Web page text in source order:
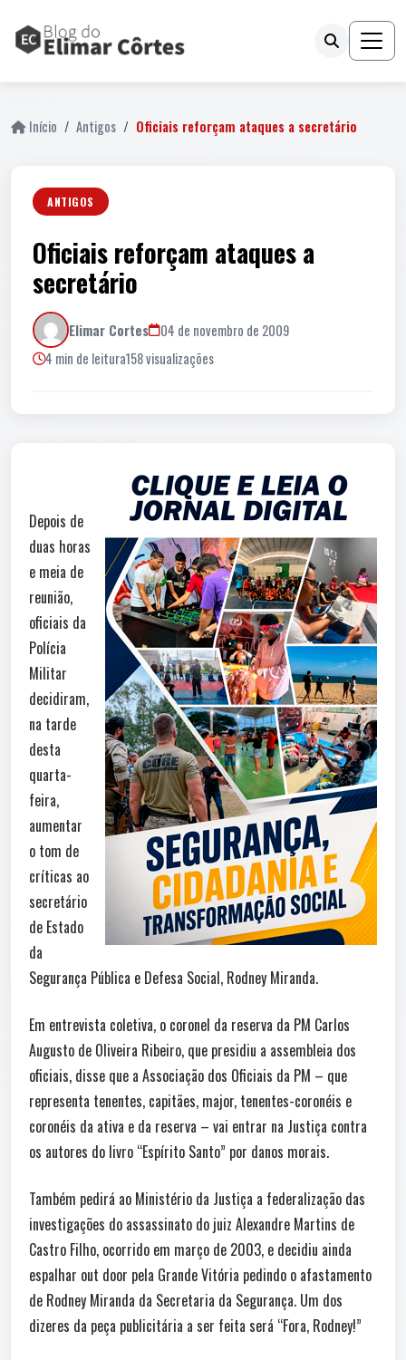
Início Antigos Oficiais reforçam ataques a secretário
ANTIGOS
Oficiais reforçam ataques a
secretário
Elimar Cortes
04 de novembro de 2009
4 min de leitura158 visualizações
Depois de
duas horas
e meia de
reunião,
oficiais da
Polícia
Militar
decidiram,
na tarde
desta
quarta-
feira,
aumentar
o tom de
críticas ao
secretário
de Estado
da
Segurança Pública e Defesa Social, Rodney Miranda.
Em entrevista coletiva, o coronel da reserva da PM Carlos
Augusto de Oliveira Ribeiro, que presidiu a assembleia dos
oficiais, disse que a Associação dos Oficiais da PM – que
representa tenentes, capitães, major, tenentes-coronéis e
coronéis da ativa e da reserva – vai entrar na Justiça contra
os autores do livro “Espírito Santo” por danos morais.
Também pedirá ao Ministério da Justiça a federalização das
investigações do assassinato do juiz Alexandre Martins de
Castro Filho, ocorrido em março de 2003, e decidiu ainda
espalhar out door pela Grande Vitória pedindo o afastamento
de Rodney Miranda da Secretaria da Segurança. Um dos
dizeres da peça publicitária a ser feita será “Fora, Rodney!”